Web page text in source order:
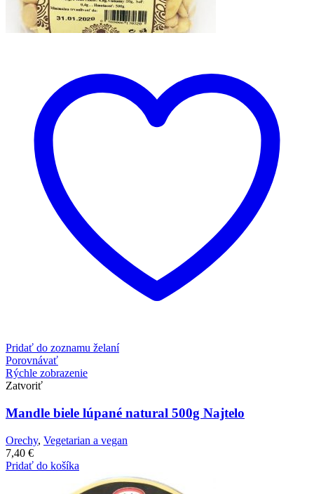
Pridať do zoznamu želaní
Porovnávať
Rýchle zobrazenie
Zatvoriť
Mandle biele lúpané natural 500g Najtelo
Orechy, Vegetarian a vegan
7,40 €
Pridať do košíka